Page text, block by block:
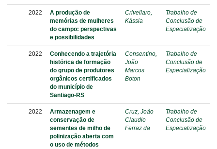
2022
A produção de
memórias de mulheres
do campo: perspectivas
e possibilidades
Crivellaro,
Kássia
Trabalho de
Conclusão de
Especialização
2022
Conhecendo a trajetória
histórica de formação
do grupo de produtores
orgânicos certificados
do município de
Santiago-RS
Consentino,
João
Marcos
Boton
Trabalho de
Conclusão de
Especialização
2022
Armazenagem e
conservação de
sementes de milho de
polinização aberta com
o uso de métodos
Cruz, João
Claudio
Ferraz da
Trabalho de
Conclusão de
Especialização